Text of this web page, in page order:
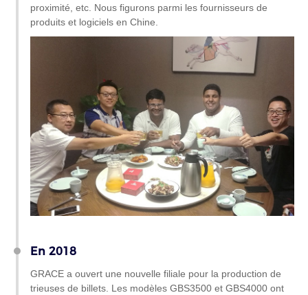
proximité, etc. Nous figurons parmi les fournisseurs de
produits et logiciels en Chine.
En 2018
GRACE a ouvert une nouvelle filiale pour la production de
trieuses de billets. Les modèles GBS3500 et GBS4000 ont